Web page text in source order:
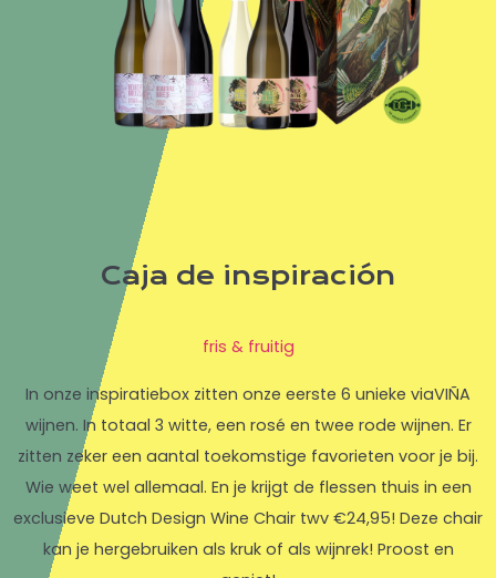
Caja de inspiración
fris & fruitig
In onze inspiratiebox zitten onze eerste 6 unieke viaVIÑA
wijnen. In totaal 3 witte, een rosé en twee rode wijnen. Er
zitten zeker een aantal toekomstige favorieten voor je bij.
Wie weet wel allemaal. En je krijgt de flessen thuis in een
exclusieve Dutch Design Wine Chair twv €24,95! Deze chair
kan je hergebruiken als kruk of als wijnrek! Proost en